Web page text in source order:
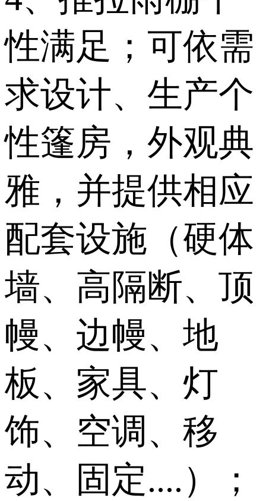
性满足；可依需
求设计、生产个
性篷房，外观典
雅，并提供相应
配套设施（硬体
墙、高隔断、顶
幔、边幔、地
板、家具、灯
饰、空调、移
动、固定....）；